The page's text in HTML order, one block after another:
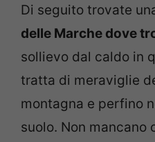
Di seguito trovate
delle Marche dove
sollievo dal caldo in
tratta di meraviglie
montagna e perfino
suolo. Non